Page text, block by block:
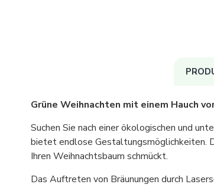
Grüne Weihnachten mit einem Hauch
Suchen Sie nach einer ökologischen und
bietet endlose Gestaltungsmöglichkeiten.
Ihren Weihnachtsbaum schmückt.
Das Auftreten von Bräunungen durch